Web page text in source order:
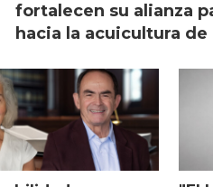
fortalecen su alianza
hacia la acuicultura